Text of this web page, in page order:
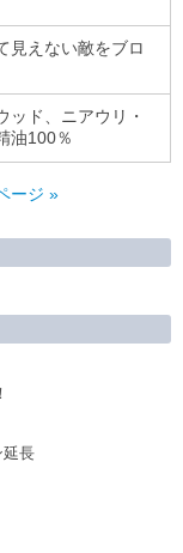
見えない敵をブロ
ッド、ニアウリ・
油100％
ージ »
長